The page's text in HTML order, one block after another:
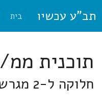
תב"ע עכשיו בית
תוכנית ממ/1511 מצפה אפק
חלוקה ל-2 מגרשי בניה ברח' הדר באר יעקב, מגרש 162